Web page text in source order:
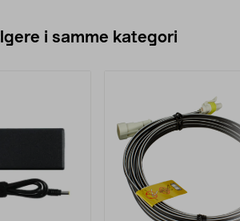
i samme kategori